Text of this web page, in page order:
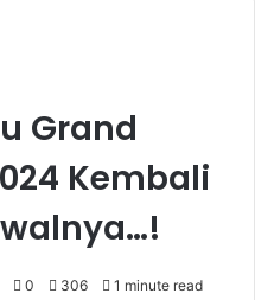
Grand
Kembali
0 306 1 minute read